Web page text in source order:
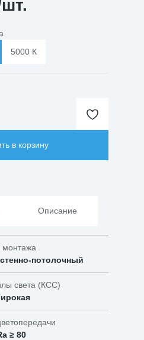
5000 К
в корзину
Описание
монтажа
потолочный
света (КСС)
≥ 80